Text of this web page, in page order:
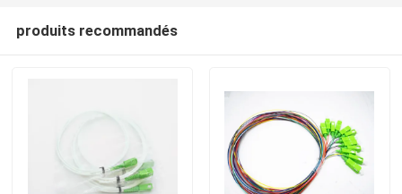
produits recommandés